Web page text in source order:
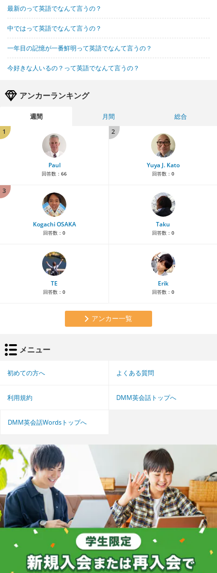
最新のって英語でなんて言うの？
中ではって英語でなんて言うの？
一年目の記憶が一番鮮明って英語でなんて言うの？
今好きな人いるの？って英語でなんて言うの？
アンカーランキング
週間 月間
総合
1
Paul
回答数： 66
2
Yuya J. Kato
回答数： 0
3
Kogachi OSAKA
回答数： 0
Taku
回答数： 0
TE
回答数： 0
Erik
回答数： 0
アンカー一覧
メニュー
初めての方へ よくある質問
利用規約 DMM英会話トップへ
DMM英会話Wordsトップへ